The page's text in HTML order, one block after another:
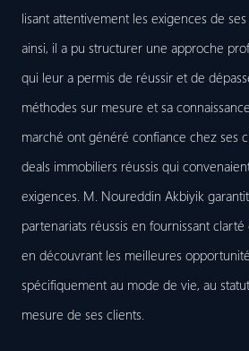
lisant attentivement les exigences de
ainsi, il a pu structurer une approche
qui leur a permis de réussir et de
méthodes sur mesure et sa
marché ont généré confiance chez ses
deals immobiliers réussis qui
exigences. M. Noureddin Akbiyik
partenariats réussis en fournissant
en découvrant les meilleures
spécifiquement au mode de vie, au
mesure de ses clients.